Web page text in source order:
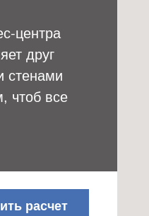
центра
друг
стенами
чтоб все
расчет